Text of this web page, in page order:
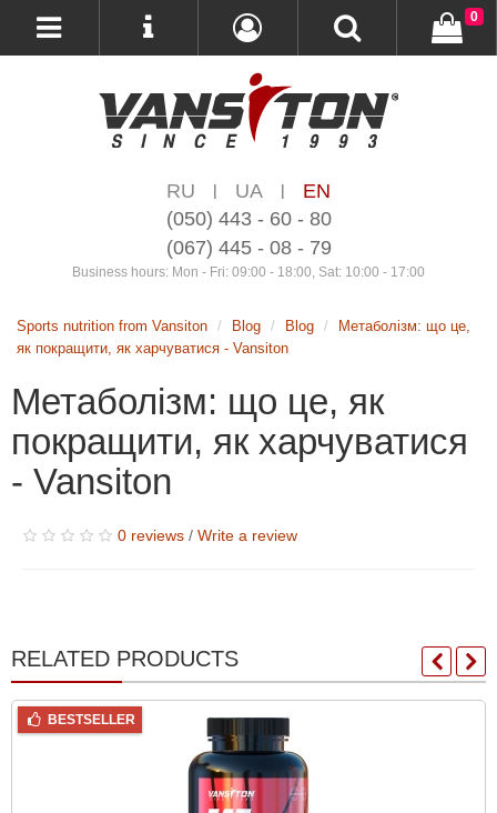
RU | UA |
EN
(050) 443 - 60 - 80
(067) 445 - 08 - 79
Business hours: Mon - Fri: 09:00 - 18:00, Sat: 10:00 - 17:00
0
Sports nutrition from Vansiton Blog Blog
Метаболізм: що це,
як покращити, як харчуватися - Vansiton
Метаболізм: що це, як
покращити, як харчуватися
- Vansiton
0 reviews/ Write a review
RELATED PRODUCTS
BESTSELLER